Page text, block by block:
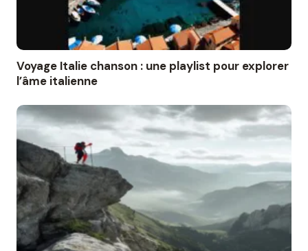
Voyage Italie chanson : une playlist pour explorer
l’âme italienne